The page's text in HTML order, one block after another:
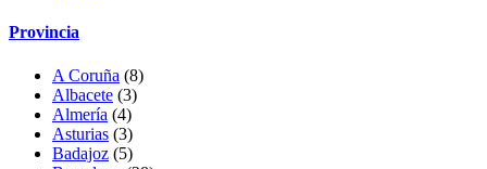
Provincia
A Coruña (8)
Albacete (3)
Almería (4)
Asturias (3)
Badajoz (5)